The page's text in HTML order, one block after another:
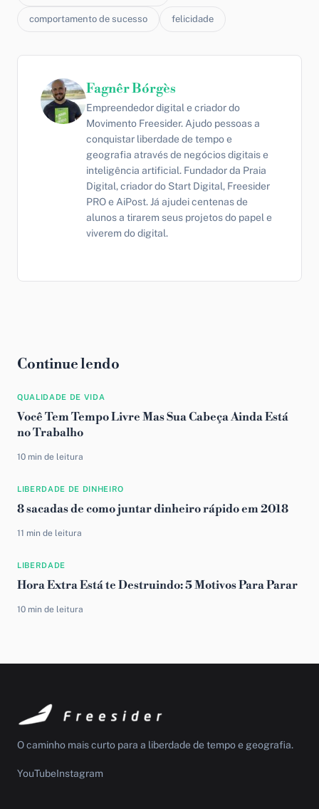
comportamento de sucesso felicidade
Fagnêr Bórgès
Empreendedor digital e criador do
Movimento Freesider. Ajudo pessoas a
conquistar liberdade de tempo e
geografia através de negócios digitais e
inteligência artificial. Fundador da Praia
Digital, criador do Start Digital, Freesider
PRO e AiPost. Já ajudei centenas de
alunos a tirarem seus projetos do papel e
viverem do digital.
Continue lendo
QUALIDADE DE VIDA
Você Tem Tempo Livre Mas Sua Cabeça Ainda Está
no Trabalho
10 min de leitura
LIBERDADE DE DINHEIRO
8 sacadas de como juntar dinheiro rápido em 2018
11 min de leitura
LIBERDADE
Hora Extra Está te Destruindo: 5 Motivos Para Parar
10 min de leitura
O caminho mais curto para a liberdade de tempo e geografia.
YouTubeInstagram